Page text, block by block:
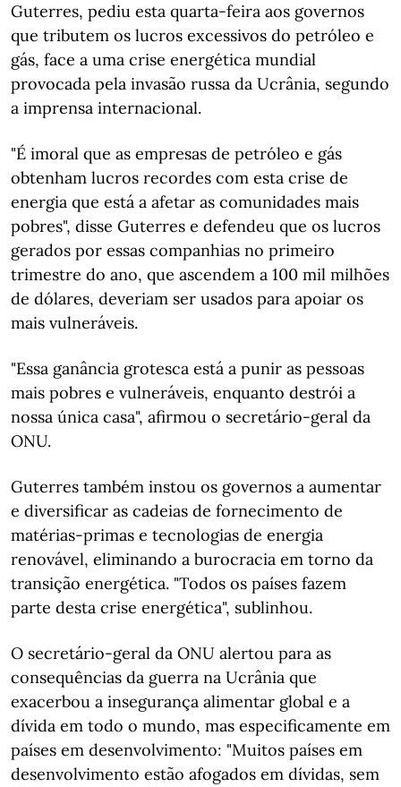
Guterres, pediu esta quarta-feira aos governos
que tributem os lucros excessivos do petróleo e
gás, face a uma crise energética mundial
provocada pela invasão russa da Ucrânia, segundo
a imprensa internacional.
"É imoral que as empresas de petróleo e gás
obtenham lucros recordes com esta crise de
energia que está a afetar as comunidades mais
pobres", disse Guterres e defendeu que os lucros
gerados por essas companhias no primeiro
trimestre do ano, que ascendem a 100 mil milhões
de dólares, deveriam ser usados para apoiar os
mais vulneráveis.
"Essa ganância grotesca está a punir as pessoas
mais pobres e vulneráveis, enquanto destrói a
nossa única casa", afirmou o secretário-geral da
ONU.
Guterres também instou os governos a aumentar
e diversificar as cadeias de fornecimento de
matérias-primas e tecnologias de energia
renovável, eliminando a burocracia em torno da
transição energética. "Todos os países fazem
parte desta crise energética", sublinhou.
O secretário-geral da ONU alertou para as
consequências da guerra na Ucrânia que
exacerbou a insegurança alimentar global e a
dívida em todo o mundo, mas especificamente em
países em desenvolvimento: "Muitos países em
desenvolvimento estão afogados em dívidas, sem